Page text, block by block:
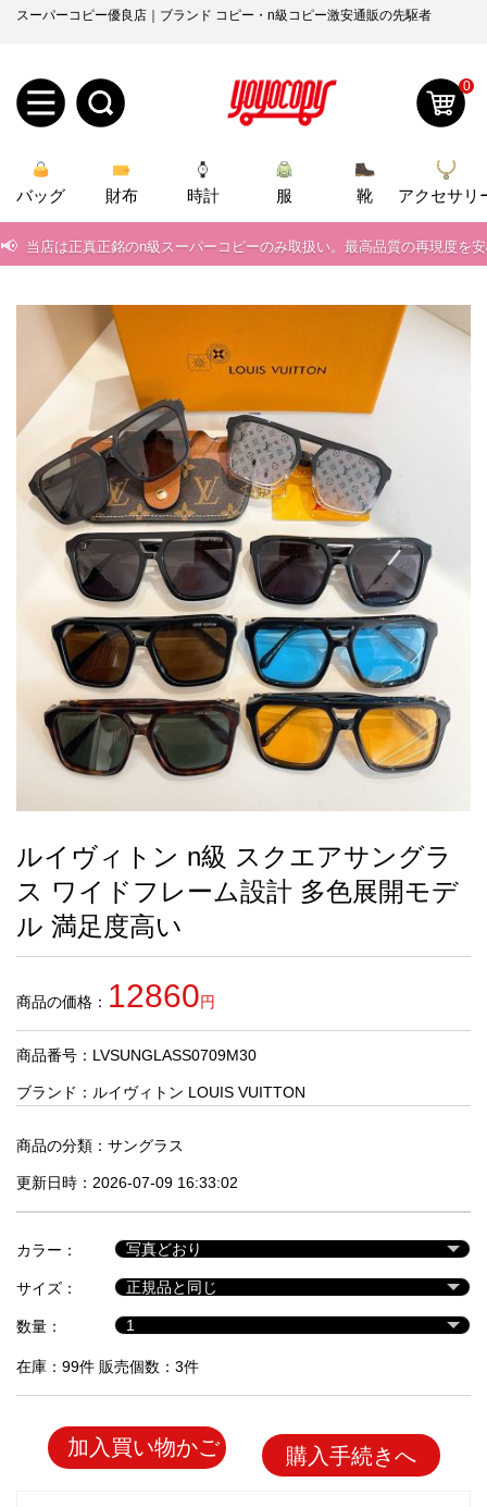
スーパーコピー優良店｜ブランド コピー・n級コピー激安通販の先駆者
規
ユ
録
ロ
グ
yoyocopys@gmail.com
2026人気特集
バッグ
財布
時計
服
ズボン
衣装セット
靴
住まい用品
アクセサリー
ベルト
スカーフ
アイフォーンケ
ース
小物
お
す
す
め
商
人
気
商
セ
ル
品
0
バッグ 財布 時計 服 靴 アクセサリ
📢 当店は正真正銘のn級スーパーコピーのみ取扱い。最高品質の再現度を
新作入荷！ルイ・ヴィトンスーパーコピー バッグ最新モデルが登場。
📢 当店は正真正銘のn級スーパーコピーのみ取扱い。最高品質の再現度を
📢 2026春の新作続々更新中！期間中のご注文でお得な割引をご利用いただ
新作入荷！ルイ・ヴィトンスーパーコピー バッグ最新モデルが登場。
ルイヴィトン n級 スクエアサングラ
ス ワイドフレーム設計 多色展開モデ
ル 満足度高い
商品の価格： 12860円
商品番号：LVSUNGLASS0709M30
ブランド： ルイヴィトン LOUIS VUITTON
商品の分類： サングラス
更新日時：2026-07-09 16:33:02
カラー：
サイズ：
数量：
在庫：99件 販売個数：3件
加入買い物かご 購入手続きへ